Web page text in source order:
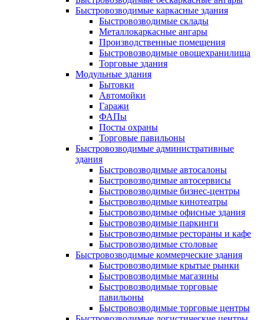
Быстровозводимые каркасные здания
Быстровозводимые склады
Металлокаркасные ангары
Производственные помещения
Быстровозводимые овощехранилища
Торговые здания
Модульные здания
Бытовки
Автомойки
Гаражи
ФАПы
Посты охраны
Торговые павильоны
Быстровозводимые административные
здания
Быстровозводимые автосалоны
Быстровозводимые автосервисы
Быстровозводимые бизнес-центры
Быстровозводимые кинотеатры
Быстровозводимые офисные здания
Быстровозводимые паркинги
Быстровозводимые рестораны и кафе
Быстровозводимые столовые
Быстровозводимые коммерческие здания
Быстровозводимые крытые рынки
Быстровозводимые магазины
Быстровозводимые торговые
павильоны
Быстровозводимые торговые центры